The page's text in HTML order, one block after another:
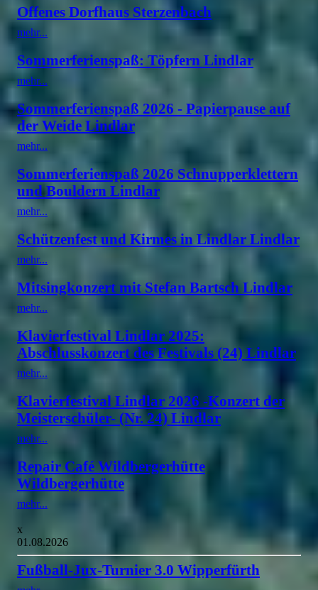
Offenes Dorfhaus Sterzenbach
mehr...
Sommerferienspaß: Töpfern Lindlar
mehr...
Sommerferienspaß 2026 - Papierpause auf
der Weide Lindlar
mehr...
Sommerferienspaß 2026 Schnupperklettern
und Bouldern Lindlar
mehr...
Schützenfest und Kirmes in Lindlar Lindlar
mehr...
Mitsingkonzert mit Stefan Bartsch Lindlar
mehr...
Klavierfestival Lindlar 2025:
Abschlusskonzert des Festivals (24) Lindlar
mehr...
Klavierfestival Lindlar 2026 -Konzert der
Meisterschüler- (Nr. 24) Lindlar
mehr...
Repair Café Wildbergerhütte
Wildbergerhütte
mehr...
x
01.08.2026
Fußball-Jux-Turnier 3.0 Wipperfürth